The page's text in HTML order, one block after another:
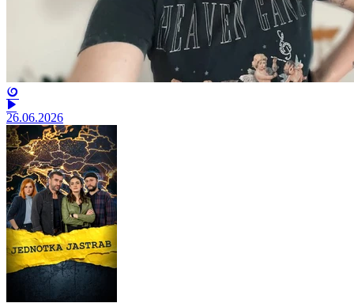
26.06.2026